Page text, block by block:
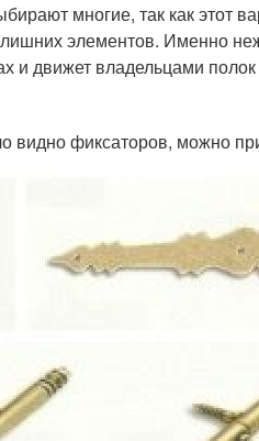
многие, так как этот
элементов. Именно
и движет владельцами
видно фиксаторов, можно